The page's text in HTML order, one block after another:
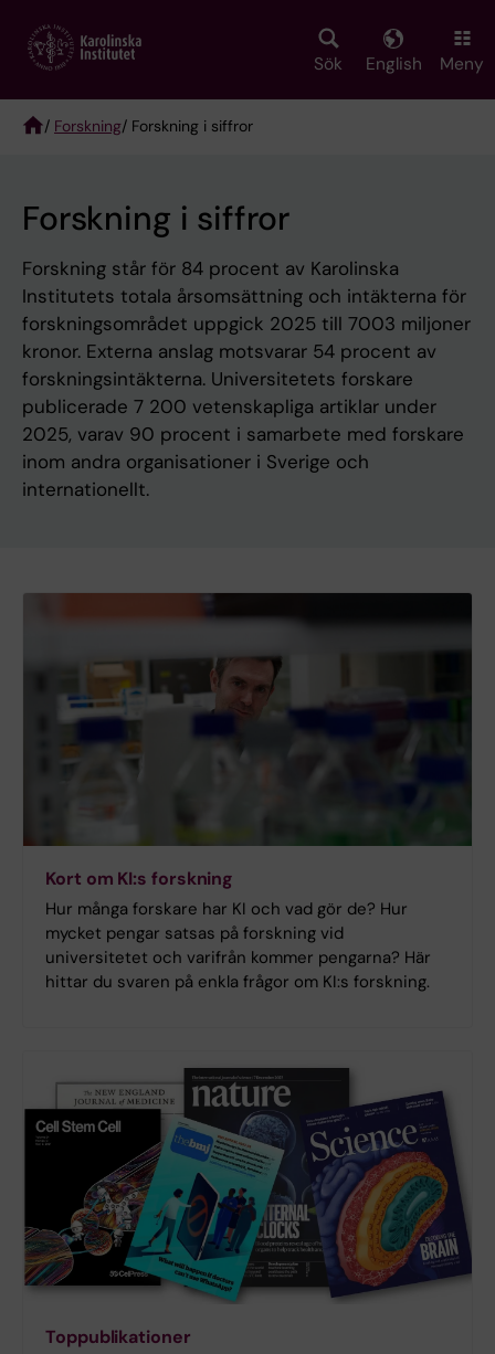
main
Sök English Meny
/ Forskning/ Forskning i siffror
Forskning i siffror
Forskning står för 84 procent av Karolinska
Institutets totala årsomsättning och intäkterna för
forskningsområdet uppgick 2025 till 7003 miljoner
kronor. Externa anslag motsvarar 54 procent av
forskningsintäkterna. Universitetets forskare
publicerade 7 200 vetenskapliga artiklar under
2025, varav 90 procent i samarbete med forskare
inom andra organisationer i Sverige och
internationellt.
Kort om KI:s forskning
Hur många forskare har KI och vad gör de? Hur
mycket pengar satsas på forskning vid
universitetet och varifrån kommer pengarna? Här
hittar du svaren på enkla frågor om KI:s forskning.
Toppublikationer